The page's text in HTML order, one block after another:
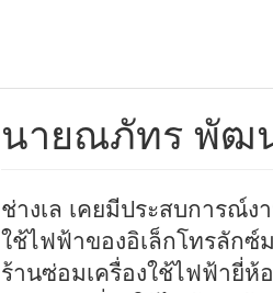
นายณภัทร พัฒน
ช่างเล เคยมีประสบการณ์
ใช้ไฟฟ้าของอิเล็กโทรลัก
ร้านซ่อมเครื่องใช้ไฟฟ้ายี่ห้